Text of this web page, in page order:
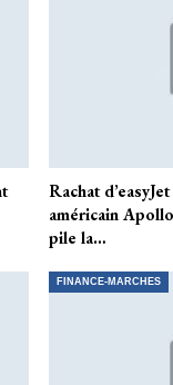
Rachat
américain
pile la…
FINANCE-MARCHES